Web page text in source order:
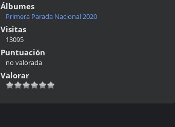
Álbumes
Primera Parada Nacional 2020
Visitas
13095
Puntuación
no valorada
Valorar